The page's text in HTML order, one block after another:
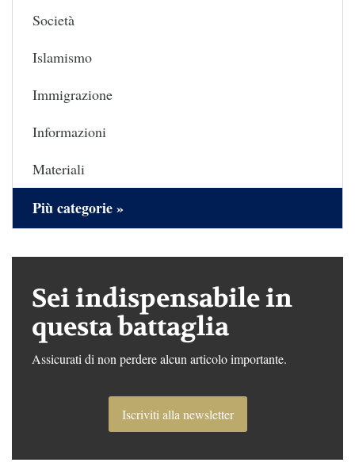
Società
Islamismo
Immigrazione
Informazioni
Materiali
Più categorie »
Sei indispensabile in
questa battaglia
Assicurati di non perdere alcun articolo importante.
Iscriviti alla newsletter